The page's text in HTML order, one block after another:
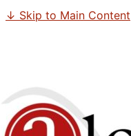
↓ Skip to Main Content